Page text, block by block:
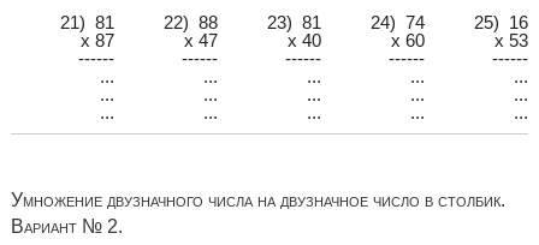
21) 81 22) 88 23) 81 24) 74
25) 16
x 87
x 47 x 40 x 60
x 53
------
------ ------ ------
------
...
... ... ...
...
...
... ... ...
...
...
... ... ... ...
Умножение двузначного числа на двузначное число в столбик.
Вариант № 2.